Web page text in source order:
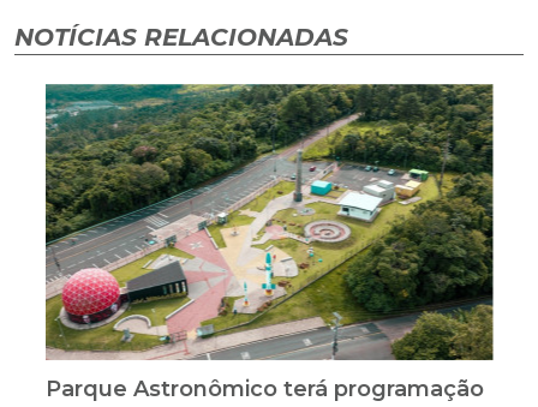
NOTÍCIAS RELACIONADAS
Parque Astronômico terá programação